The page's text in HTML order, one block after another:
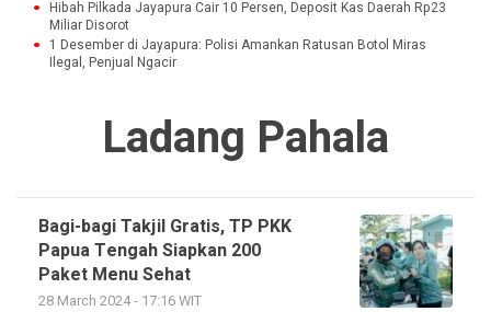
Hibah Pilkada Jayapura Cair 10 Persen, Deposit Kas Daerah Rp23
Miliar Disorot
1 Desember di Jayapura: Polisi Amankan Ratusan Botol Miras
Ilegal, Penjual Ngacir
Ladang Pahala
Bagi-bagi Takjil Gratis, TP PKK
Papua Tengah Siapkan 200
Paket Menu Sehat
28 March 2024 - 17:16 WIT